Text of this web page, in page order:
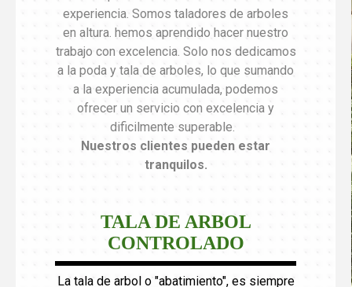
experiencia. Somos taladores de arboles
en altura. hemos aprendido hacer nuestro
trabajo con excelencia. Solo nos dedicamos
a la poda y tala de arboles, lo que sumando
a la experiencia acumulada, podemos
ofrecer un servicio con excelencia y
dificilmente superable.
Nuestros clientes pueden estar
tranquilos.
TALA DE ARBOL
CONTROLADO
La tala de arbol o "abatimiento", es siempre